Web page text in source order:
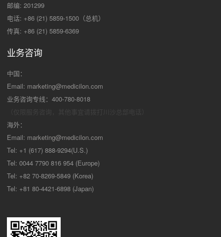
邮编: 201299
电话: +86 (21) 5859-1500（总机）
传真: +86 (21) 5859-6369
业务咨询
中国：
Email: marketing@medicilon.com
业务咨询专线：400-780-8018
海外：
Email: marketing@medicilon.com
Tel: +1 (617) 888-9294(U.S.)
Tel: 0044 7790 816 954 (Europe)
Tel: +82 70-8269-5849 (Korea)
Tel: +81 80-4421-6898 (Japan)